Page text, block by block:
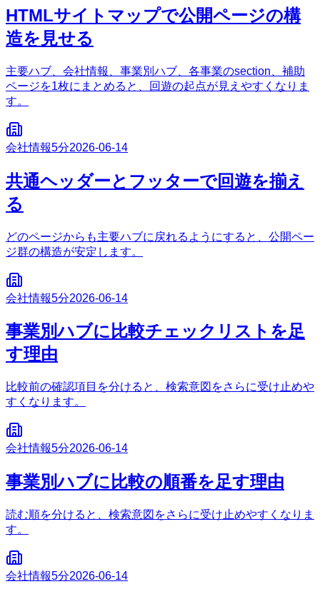
HTMLサイトマップで公開ページの構
造を見せる
主要ハブ、会社情報、事業別ハブ、各事業のsection、補助
ページを1枚にまとめると、回遊の起点が見えやすくなりま
す。
会社情報5分2026-06-14
共通ヘッダーとフッターで回遊を揃え
る
どのページからも主要ハブに戻れるようにすると、公開ペー
ジ群の構造が安定します。
会社情報5分2026-06-14
事業別ハブに比較チェックリストを足
す理由
比較前の確認項目を分けると、検索意図をさらに受け止めや
すくなります。
会社情報5分2026-06-14
事業別ハブに比較の順番を足す理由
読む順を分けると、検索意図をさらに受け止めやすくなりま
す。
会社情報5分2026-06-14